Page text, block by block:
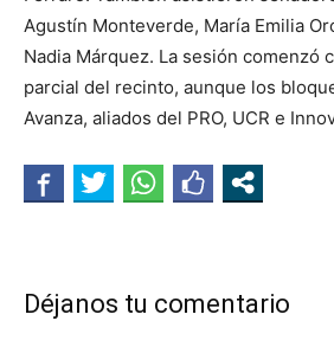
Agustín Monteverde, María Emilia
Nadia Márquez. La sesión comenzó
parcial del recinto, aunque los
Avanza, aliados del PRO, UCR e
Déjanos tu comentario